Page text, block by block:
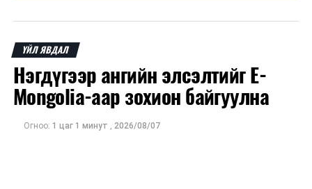
ҮЙЛ ЯВДАЛ
Нэгдүгээр ангийн элсэлтийг E-
Mongolia-аар зохион байгуулна
Огноо: 1 цаг 1 минут , 2026/08/07